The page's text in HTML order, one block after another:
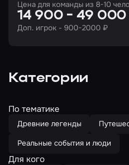
Цена для команды из 8-10
14 900 - 49 000
Доп. игрок - 900-2000 ₽
Категории
По тематике
Древние легенды
Реальные события и люди
Для кого